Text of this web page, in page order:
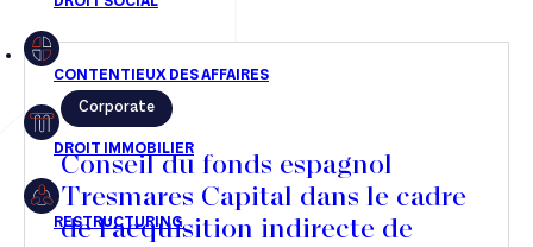
Droit immobilier
Restructuring
Article
Corporate
Conseil du fonds espagnol
Tresmares Capital dans le cadre
de l’acquisition indirecte de